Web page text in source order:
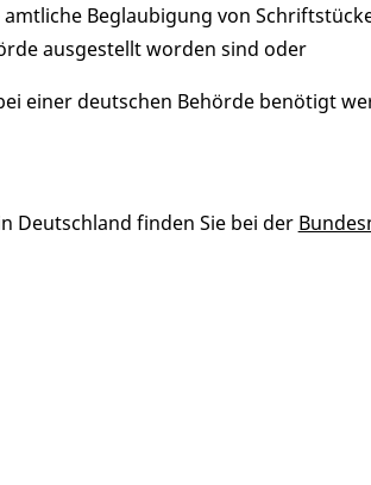
Beglaubigung von
ausgestellt worden sind oder
einer deutschen Behörde benötigt
Deutschland finden Sie bei der